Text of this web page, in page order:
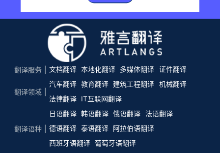
翻译服务 文档翻译 本地化翻译 多媒体翻译 证件翻译
翻译领域
汽车翻译 教育翻译 建筑工程翻译 机械翻译
法律翻译
IT互联网翻译
翻译语种
日语翻译 韩语翻译 俄语翻译
法语翻译
德语翻译 泰语翻译 阿拉伯语翻译
西班牙语翻译 葡萄牙语翻译